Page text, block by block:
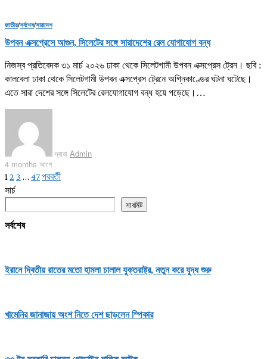
জাতীয়/সর্বশেষ/সারাদেশ
উপবন এক্সপ্রেসে আগুন, সিলেটের সঙ্গে সারাদেশের রেল যোগাযোগ বন্ধ
নিজস্ব প্রতিবেদক ৩১ মার্চ ২০২৬ ঢাকা থেকে সিলেটগামী উপবন এক্সপ্রেস ট্রেন। ছবি :
কালবেলা ঢাকা থেকে সিলেটগামী উপবন এক্সপ্রেস ট্রেনে অগ্নিকাণ্ডের ঘটনা ঘটেছে।
এতে সারা দেশের সঙ্গে সিলেটের রেলযোগাযোগ বন্ধ হয়ে পড়েছে।…
দ্বারা Admin
4 months আগে
1 2 3 … 47পরবর্তী
সার্চ
সাবমিট
সর্বশেষ
ইরানে দ্বিতীয় রাতের মতো হামলা চালাল যুক্তরাষ্ট্র, নতুন করে যুদ্ধ শুরু
খামেনির জানাজায় অংশ নিতে দেশ ছাড়লেন স্পিকার